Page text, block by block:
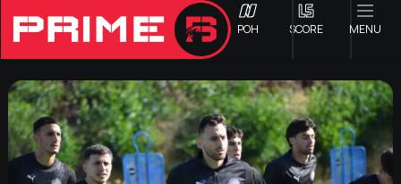
ΡΟΗ SCORE MENU
ΟΦΗ